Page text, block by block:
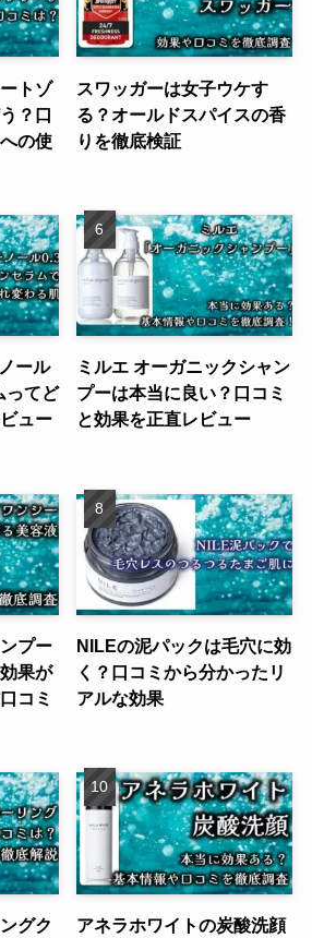
トゾ
？口
の使
スワッガーは女子ウケす
る？オールドスパイスの香
りを徹底検証
ール
ってど
ュー
ミルエ オーガニックシャン
プーは本当に良い？口コミ
と効果を正直レビュー
プー
果が
コミ
NILEの泥パックは毛穴に効
く？口コミから分かったリ
アルな効果
グク アネラホワイトの炭酸洗顔